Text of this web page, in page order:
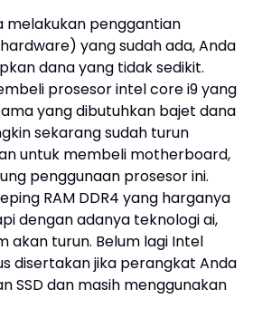
melakukan penggantian
yang sudah ada, Anda
dana yang tidak sedikit.
prosesor intel core i9 yang
yang dibutuhkan bajet dana
sekarang sudah turun
untuk membeli motherboard,
penggunaan prosesor ini.
RAM DDR4 yang harganya
dengan adanya teknologi ai,
akan turun. Belum lagi Intel
disertakan jika perangkat Anda
SSD dan masih menggunakan